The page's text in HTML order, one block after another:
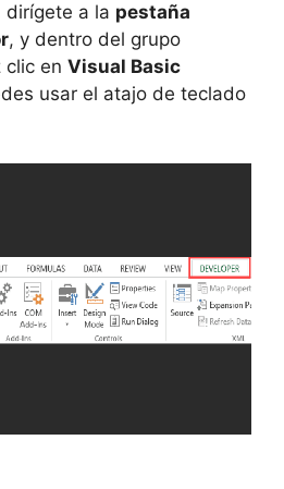
dirígete a la pestaña
, y dentro del grupo
clic en Visual Basic
usar el atajo de teclado